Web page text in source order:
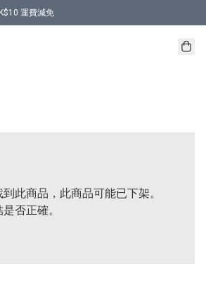
運費減免
送 7.6V USB充電器
此商品，此商品可能已下架。
否正確。